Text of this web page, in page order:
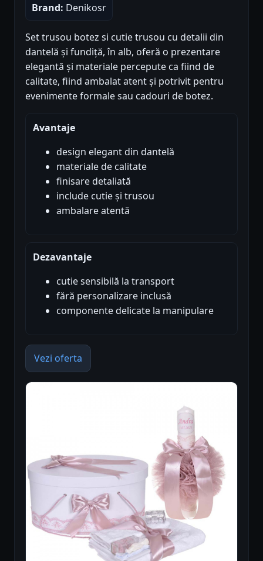
Brand: Denikosr
Set trusou botez si cutie trusou cu detalii din
dantelă și fundiță, în alb, oferă o prezentare
elegantă și materiale percepute ca fiind de
calitate, fiind ambalat atent și potrivit pentru
evenimente formale sau cadouri de botez.
Avantaje
design elegant din dantelă
materiale de calitate
finisare detaliată
include cutie și trusou
ambalare atentă
Dezavantaje
cutie sensibilă la transport
fără personalizare inclusă
componente delicate la manipulare
Vezi oferta